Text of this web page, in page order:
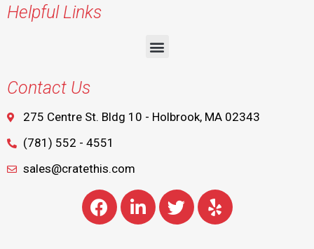
Helpful Links
Contact Us
275 Centre St. Bldg 10 - Holbrook, MA 02343
(781) 552 - 4551
sales@cratethis.com